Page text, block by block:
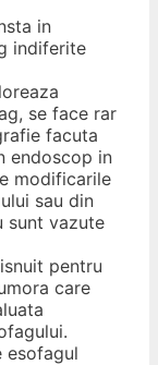
in
indiferite
se face rar
facuta
endoscop in
modificarile
sau din
sunt vazute
pentru
care
esofagul